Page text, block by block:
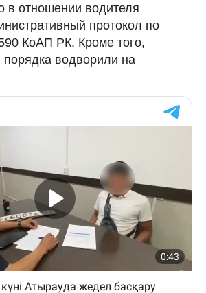
в отношении водителя
протокол по
КоАП РК. Кроме того,
водворили на